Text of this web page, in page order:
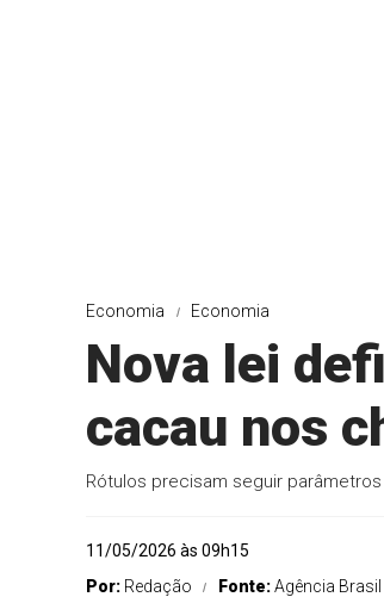
Economia Economia
Nova lei
cacau nos
Rótulos precisam seguir
11/05/2026 às 09h15
Por: Redação Fonte:Agência Brasil